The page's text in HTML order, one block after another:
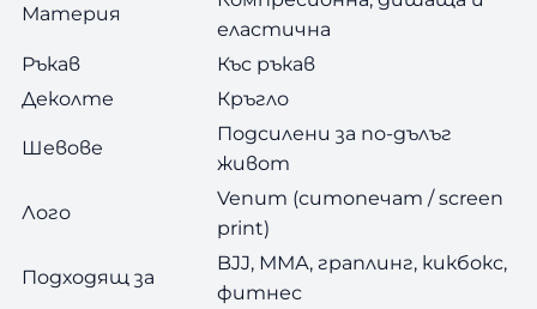
Материя
еластична
Ръкав
Къс ръкав
Деколте
Кръгло
Шевове
Подсилени за по-дълъг
живот
Лого
Venum (ситопечат / screen
print)
Подходящ за
BJJ, ММА, граплинг, кикбокс,
фитнес